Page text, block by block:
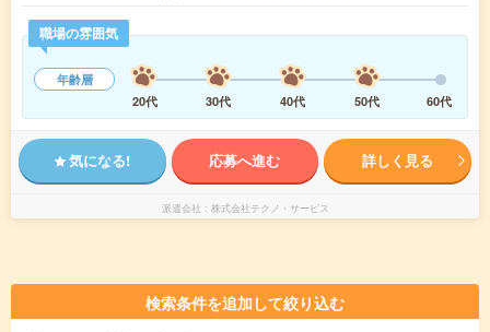
職場の雰囲気
年齢層
20代
30代 40代 50代 60代
気になる! 応募へ進む 詳しく見る
派遣会社 株式会社テクノ・サービス
検索条件を追加して絞り込む